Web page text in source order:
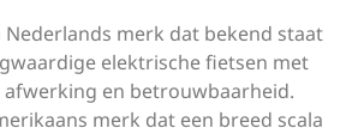
Nederlands merk dat bekend staat
elektrische fietsen met
en betrouwbaarheid.
merk dat een breed scala